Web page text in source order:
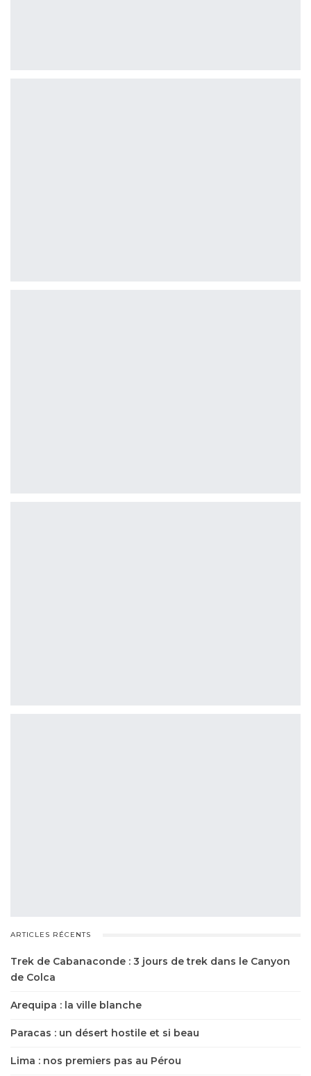
ARTICLES RÉCENTS
Trek de Cabanaconde : 3 jours de trek dans le Canyon
de Colca
Arequipa : la ville blanche
Paracas : un désert hostile et si beau
Lima : nos premiers pas au Pérou